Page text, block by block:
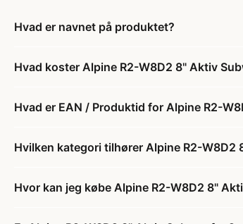
Hvad er navnet på produktet?
Hvad koster Alpine R2-W8D2 8" Aktiv
Hvad er EAN / Produktid for Alpine R2-
Hvilken kategori tilhører Alpine R2-W8D2
Hvor kan jeg købe Alpine R2-W8D2 8"